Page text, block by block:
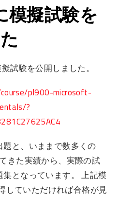
擬試験を
試験を公開しました。
pl900-microsoft-
?
と、いままで数多くの
きた実績から、実際の試
となっています。 上記模
していただければ合格が見